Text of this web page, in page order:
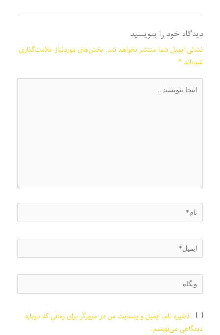
دیدگاه‌ خود را بنویسید
نشانی ایمیل شما منتشر نخواهد شد. بخش‌های موردنیاز علامت‌گذاری
شده‌اند*
اینجا
بنویسید…
نام*
ایمیل*
وبگاه
ذخیره نام، ایمیل و وبسایت من در مرورگر برای زمانی که دوباره
دیدگاهی می‌نویسم.